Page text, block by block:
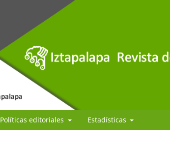
Políticas editoriales Estadísticas